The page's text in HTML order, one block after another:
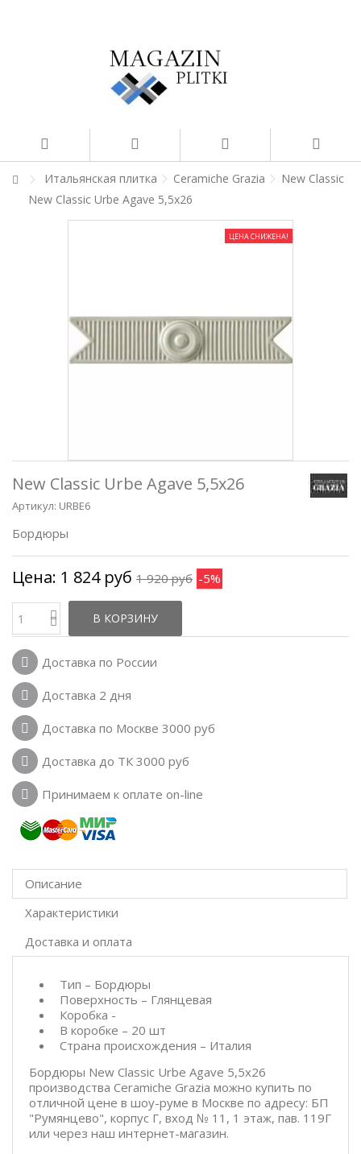
Итальянская плитка Ceramiche Grazia
New Classic
New Classic Urbe Agave 5,5x26
ЦЕНА СНИЖЕНА!
New Classic Urbe Agave 5,5x26
Артикул: URBE6
Бордюры
Цена: 1 824 руб 1 920 руб -5%
В КОРЗИНУ
Доставка по России
Доставка 2 дня
Доставка по Москве 3000 руб
Доставка до ТК 3000 руб
Принимаем к оплате on-line
Описание
Характеристики
Доставка и оплата
Тип – Бордюры
Поверхность – Глянцевая
Коробка -
В коробке – 20 шт
Страна происхождения – Италия
Бордюры New Classic Urbe Agave 5,5x26
производства Ceramiche Grazia можно купить по
отличной цене в шоу-руме в Москве по адресу: БП
"Румянцево", корпус Г, вход № 11, 1 этаж, пав. 119Г
или через наш интернет-магазин.